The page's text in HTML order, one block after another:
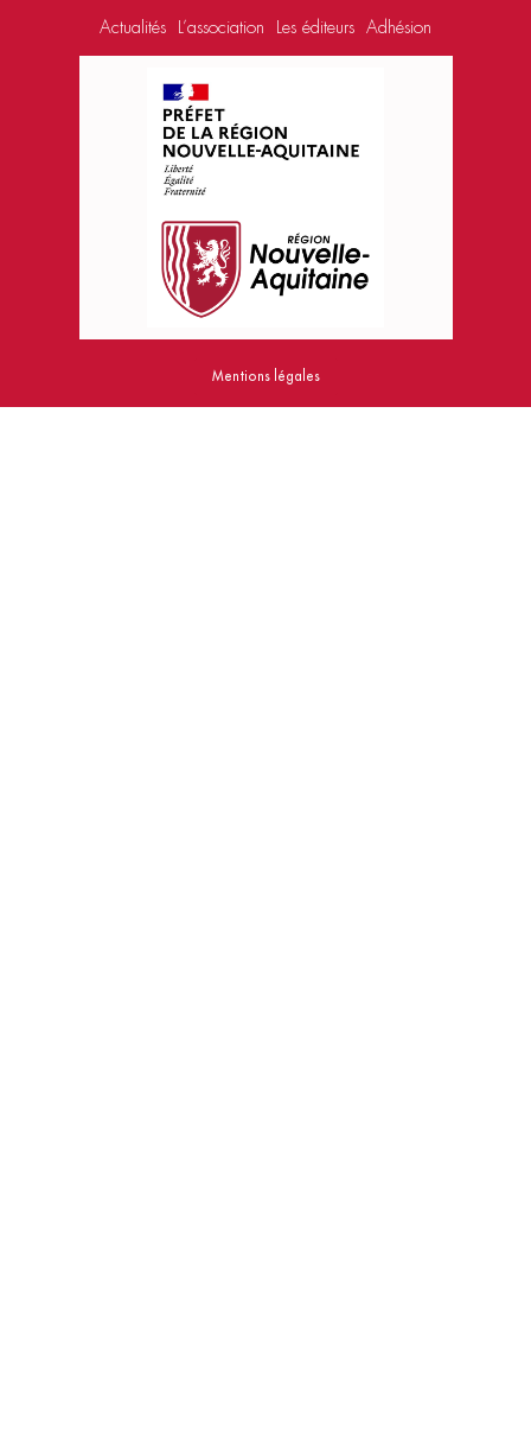
Actualités L’association Les éditeurs Adhésion
Mentions légales